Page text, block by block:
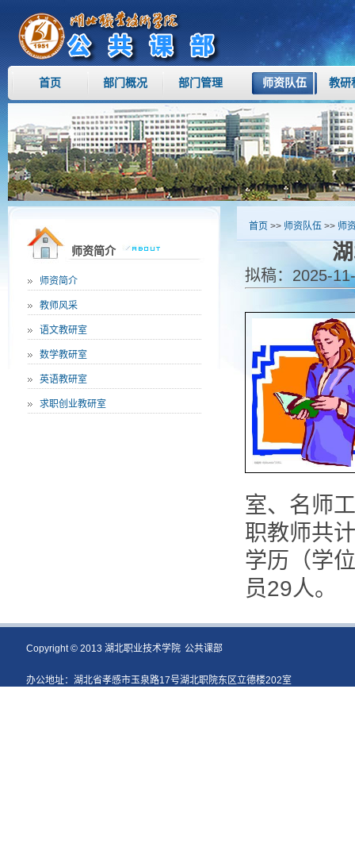
首页 部门概况 部门管理 师资队伍 教研
师资简介
师资简介
教师风采
语文教研室
数学教研室
英语教研室
求职创业教研室
首页 >> 师资队伍 >> 师
拟稿：2025-
室、名师
职教师共
学历（学
员29人。
Copyright © 2013 湖北职业技术学院 公共课部
办公地址：湖北省孝感市玉泉路17号湖北职院东区立德楼202室